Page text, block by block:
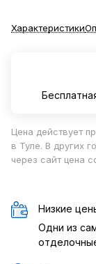
Характеристики
Цена действует
в Туле. В других
через сайт цена
Низкие
Одни из